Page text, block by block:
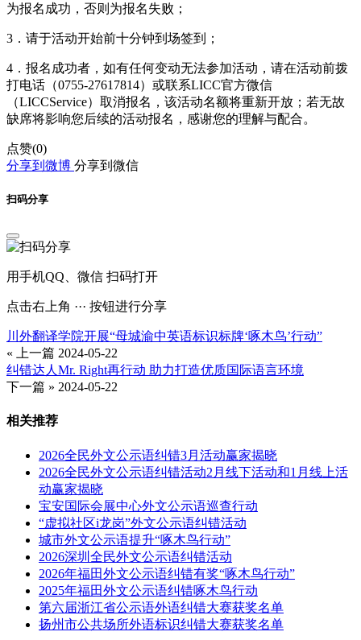
为报名成功，否则为报名失败；
3．请于活动开始前十分钟到场签到；
4．报名成功者，如有任何变动无法参加活动，请在活动前拨
打电话（0755-27617814）或联系LICC官方微信
（LICCService）取消报名，该活动名额将重新开放；若无故
缺席将影响您后续的活动报名，感谢您的理解与配合。
点赞(0)
分享到微博 分享到微信
扫码分享
用手机QQ、微信 扫码打开
点击右上角 ··· 按钮进行分享
川外翻译学院开展“母城渝中英语标识标牌‘啄木鸟’行动”
« 上一篇 2024-05-22
纠错达人Mr. Right再行动 助力打造优质国际语言环境
下一篇 » 2024-05-22
相关推荐
2026全民外文公示语纠错3月活动赢家揭晓
2026全民外文公示语纠错活动2月线下活动和1月线上活
动赢家揭晓
宝安国际会展中心外文公示语巡查行动
“虚拟社区i龙岗”外文公示语纠错活动
城市外文公示语提升“啄木鸟行动”
2026深圳全民外文公示语纠错活动
2026年福田外文公示语纠错有奖“啄木鸟行动”
2025年福田外文公示语纠错啄木鸟行动
第六届浙江省公示语外语纠错大赛获奖名单
扬州市公共场所外语标识纠错大赛获奖名单